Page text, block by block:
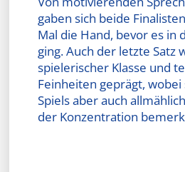
gaben sich beide
Mal die Hand, bevor es in
ging. Auch der letzte Satz
spielerischer Klasse und
Feinheiten geprägt,
Spiels aber auch
der Konzentration